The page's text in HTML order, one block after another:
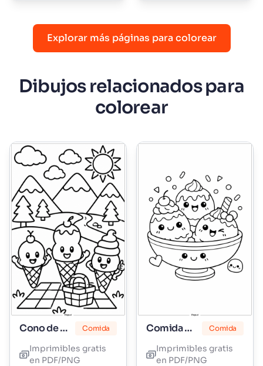
Explorar más páginas para colorear
Dibujos relacionados para
colorear
Cono de Helado Comida
Imprimibles gratis
en PDF/PNG
Comida Bonita Comida
Imprimibles gratis
en PDF/PNG